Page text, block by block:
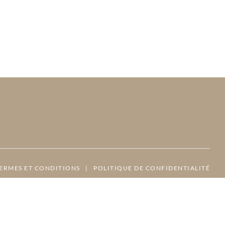
ET CONDITIONS | POLITIQUE DE CONFIDENTIALITÉ